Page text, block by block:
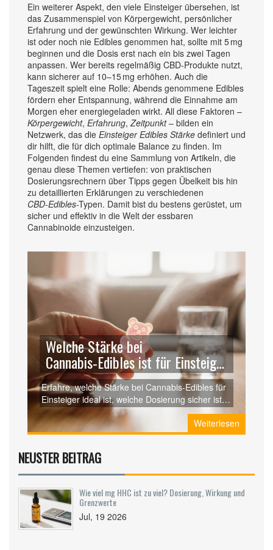
Ein weiterer Aspekt, den viele Einsteiger übersehen, ist
das Zusammenspiel von Körpergewicht, persönlicher
Erfahrung und der gewünschten Wirkung. Wer leichter
ist oder noch nie Edibles genommen hat, sollte mit 5 mg
beginnen und die Dosis erst nach ein bis zwei Tagen
anpassen. Wer bereits regelmäßig CBD‑Produkte nutzt,
kann sicherer auf 10–15 mg erhöhen. Auch die
Tageszeit spielt eine Rolle: Abends genommene Edibles
fördern eher Entspannung, während die Einnahme am
Morgen eher energiegeladen wirkt. All diese Faktoren –
Körpergewicht, Erfahrung,Zeitpunkt– bilden ein
Netzwerk, das die Einsteiger Edibles Stärke definiert und
dir hilft, die für dich optimale Balance zu finden. Im
Folgenden findest du eine Sammlung von Artikeln, die
genau diese Themen vertiefen: von praktischen
Dosierungsrechnern über Tipps gegen Übelkeit bis hin
zu detaillierten Erklärungen zu verschiedenen
CBD‑Edibles-Typen. Damit bist du bestens gerüstet, um
sicher und effektiv in die Welt der essbaren
Cannabinoide einzusteigen.
Welche Stärke bei
Cannabis‑Edibles ist für Einsteiger
geeignet?
Erfahre, welche Stärke bei Cannabis‑Edibles für
Einsteiger ideal ist, welche Dosierung sicher ist
und wie du Nebenwirkungen vermeidest.
Weiterlesen
NEUSTER BEITRAG
Wie viel mg HHC ist zu viel? Dosierung, Wirkung und
Grenzwerte
Jul, 19 2026